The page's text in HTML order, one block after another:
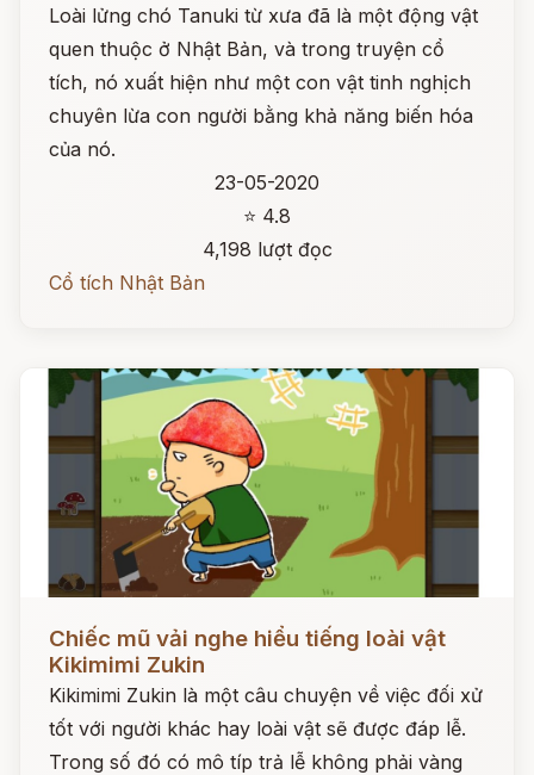
Loài lửng chó Tanuki từ xưa đã là một động vật
quen thuộc ở Nhật Bản, và trong truyện cổ
tích, nó xuất hiện như một con vật tinh nghịch
chuyên lừa con người bằng khả năng biến hóa
của nó.
23-05-2020
⭐ 4.8
4,198 lượt đọc
Cổ tích Nhật Bản
Đọc ngay
Chiếc mũ vải nghe hiểu tiếng loài vật
Kikimimi Zukin
Kikimimi Zukin là một câu chuyện về việc đối xử
tốt với người khác hay loài vật sẽ được đáp lễ.
Trong số đó có mô típ trả lễ không phải vàng